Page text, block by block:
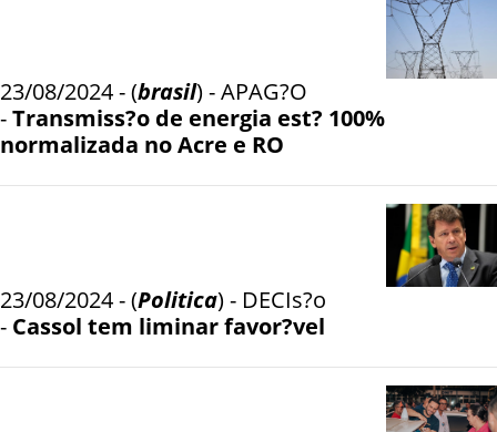
23/08/2024 - (brasil) - APAG?O
-Transmiss?o de energia est? 100%
normalizada no Acre e RO
23/08/2024 - (Politica) - DECIs?o
- Cassol tem liminar favor?vel